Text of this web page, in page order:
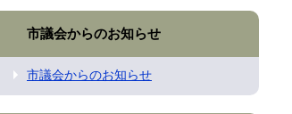
市議会からのお知らせ
市議会からのお知らせ